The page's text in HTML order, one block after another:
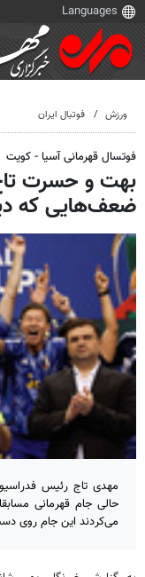
ورزش فوتبال ایران
فوتسال قهرمانی آسیا - کویت
بهت و حسرت
ضعف‌هایی که
حالی جام قهرمانی
می‌کردند این جام روی